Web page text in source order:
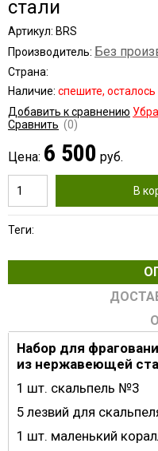
стали
Артикул: BRS
Производитель: Без
Страна:
Наличие: cпешите,
Добавить к сравнению
Сравнить (0)
Цена: 6 500 руб.
В
Теги:
Набор для
из нержавеющей
1 шт. скальпель №3
5 лезвий для
1 шт. маленький